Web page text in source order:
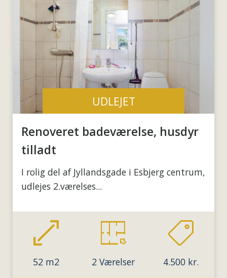
UDLEJET
Renoveret badeværelse, husdyr
tilladt
I rolig del af Jyllandsgade i Esbjerg centrum,
udlejes 2.værelses...
52 m2 2 Værelser 4.500 kr.